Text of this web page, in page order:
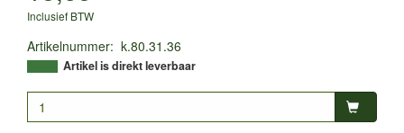
Inclusief BTW
Artikelnummer: k.80.31.36
Artikel is direkt leverbaar